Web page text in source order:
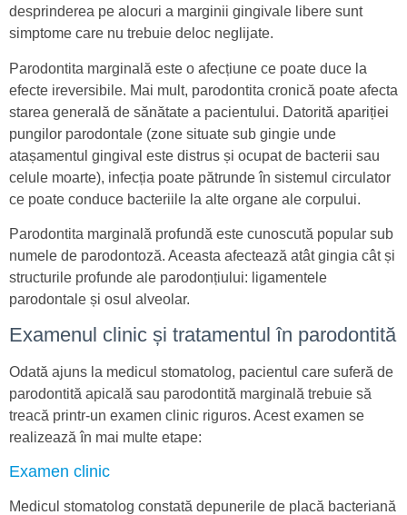
desprinderea pe alocuri a marginii gingivale libere sunt
simptome care nu trebuie deloc neglijate.
Parodontita marginală este o afecțiune ce poate duce la
efecte ireversibile. Mai mult, parodontita cronică poate afecta
starea generală de sănătate a pacientului. Datorită apariției
pungilor parodontale (zone situate sub gingie unde
atașamentul gingival este distrus și ocupat de bacterii sau
celule moarte), infecția poate pătrunde în sistemul circulator
ce poate conduce bacteriile la alte organe ale corpului.
Parodontita marginală profundă este cunoscută popular sub
numele de parodontoză. Aceasta afectează atât gingia cât și
structurile profunde ale parodonțiului: ligamentele
parodontale și osul alveolar.
Examenul clinic și tratamentul în parodontită
Odată ajuns la medicul stomatolog, pacientul care suferă de
parodontită apicală sau parodontită marginală trebuie să
treacă printr-un examen clinic riguros. Acest examen se
realizează în mai multe etape:
Examen clinic
Medicul stomatolog constată depunerile de placă bacteriană